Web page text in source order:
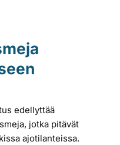
edellyttää
jotka pitävät
ajotilanteissa.